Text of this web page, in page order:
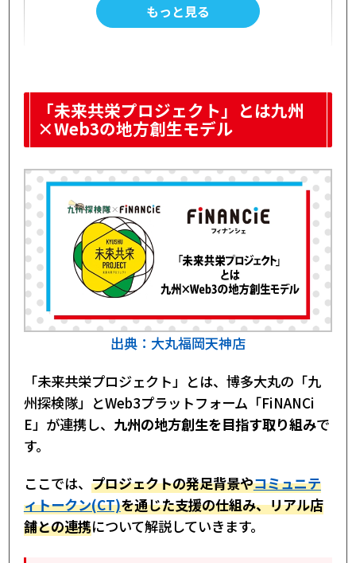
オオヤブデイリーファーム
KANPAI AMAKUSA｜天草酒造
うるう農園
未来共栄プロジェクト11選｜まとめ
もっと見る
「未来共栄プロジェクト」とは九州
×Web3の地方創生モデル
出典：大丸福岡天神店
「未来共栄プロジェクト」とは、博多大丸の「九
州探検隊」とWeb3プラットフォーム「FiNANCi
E」が連携し、 九州の地方創生を目指す取り組みで
す。
ここでは、 プロジェクトの発足背景やコミュニテ
ィトークン(CT)を通じた支援の仕組み、リアル店
舗との連携について解説していきます。